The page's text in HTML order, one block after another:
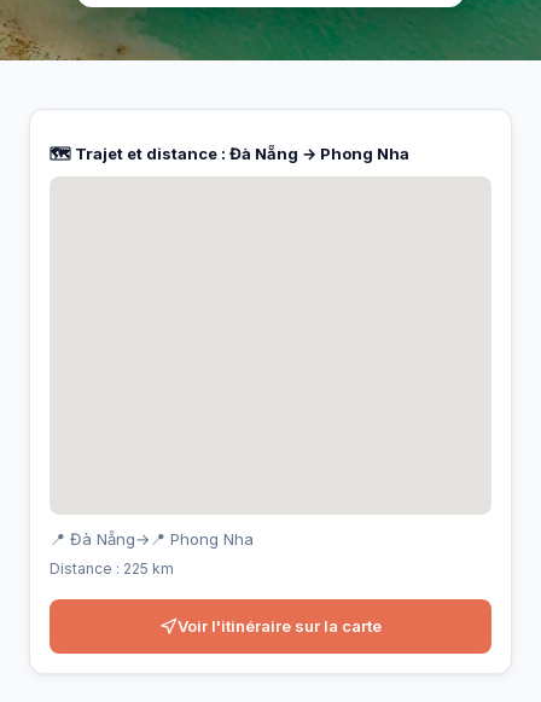
🗺️ Trajet et distance : Đà Nẵng → Phong Nha
📍 Đà Nẵng→ 📍 Phong Nha
Distance : 225 km
Voir l'itinéraire sur la carte